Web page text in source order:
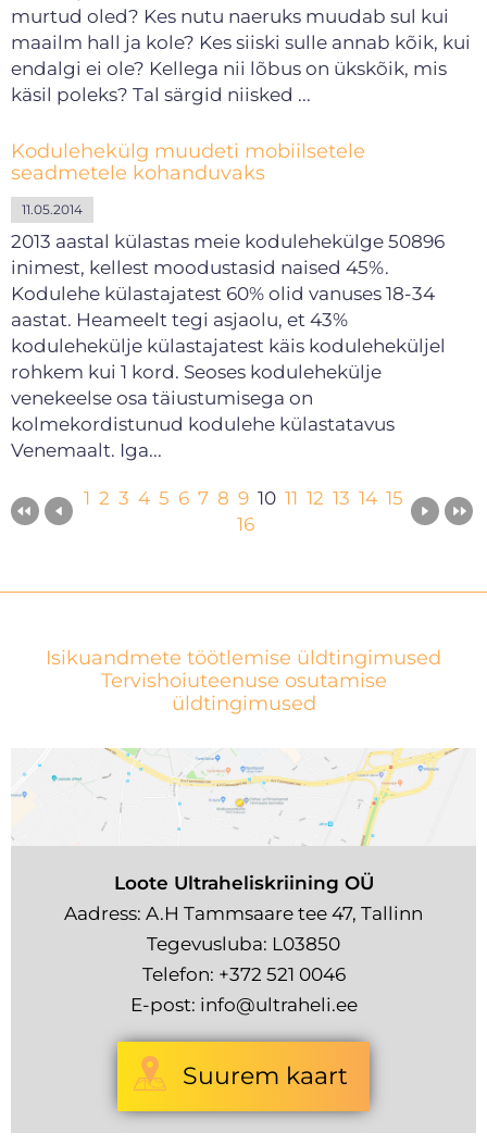
murtud oled? Kes nutu naeruks muudab sul kui
maailm hall ja kole? Kes siiski sulle annab kõik, kui
endalgi ei ole? Kellega nii lõbus on ükskõik, mis
käsil poleks? Tal särgid niisked ...
Kodulehekülg muudeti mobiilsetele
seadmetele kohanduvaks
11.05.2014
2013 aastal külastas meie kodulehekülge 50896
inimest, kellest moodustasid naised 45%.
Kodulehe külastajatest 60% olid vanuses 18-34
aastat. Heameelt tegi asjaolu, et 43%
kodulehekülje külastajatest käis koduleheküljel
rohkem kui 1 kord. Seoses kodulehekülje
venekeelse osa täiustumisega on
kolmekordistunud kodulehe külastatavus
Venemaalt. Iga...
1 2 3 4 5 6 7 8 9 10 11 12 13 14 15
16
Isikuandmete töötlemise üldtingimused
Tervishoiuteenuse osutamise
üldtingimused
Loote Ultraheliskriining OÜ
Aadress: A.H Tammsaare tee 47, Tallinn
Tegevusluba: L03850
Telefon: +372 521 0046
E-post: info@ultraheli.ee
Suurem kaart